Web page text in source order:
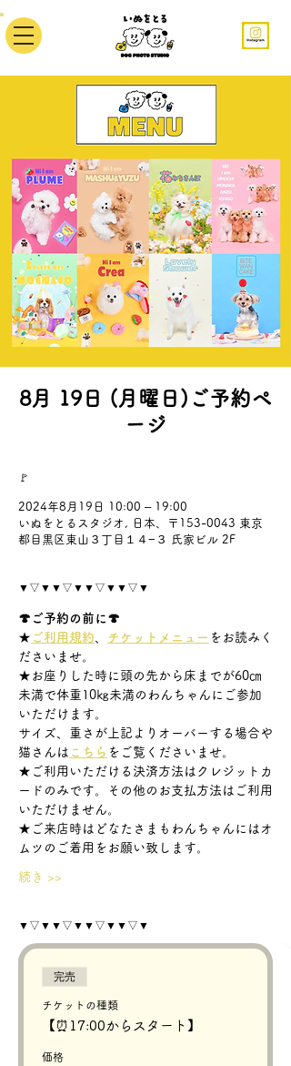
8月 19日 (月曜日)ご予約ペ
ージ
🚩
2024年8月19日 10:00 – 19:00
いぬをとるスタジオ, 日本、〒153-0043 東京
都目黒区東山３丁目１４−３ 氏家ビル 2F
▼▽▼▼▽▼▼▽▼▼▽▼
🍄ご予約の前に🍄
★ ご利用規約 チケットメニュー をお読みく
ださいませ。
★お座りした時に頭の先から床までが60㎝
未満で体重10㎏未満のわんちゃんにご参加
いただけます。
サイズ、重さが上記よりオーバーする場合や
猫さんは こちら をご覧くださいませ。
★ご利用いただける決済方法はクレジットカ
ードのみです。その他のお支払方法はご利用
いただけません。
★ご来店時はどなたさまもわんちゃんにはオ
ムツのご着用をお願い致します。
続き >>
▼▽▼▼▽▼▼▽▼▼▽▼
完売
チケットの種類
【⏰17:00からスタート】
価格